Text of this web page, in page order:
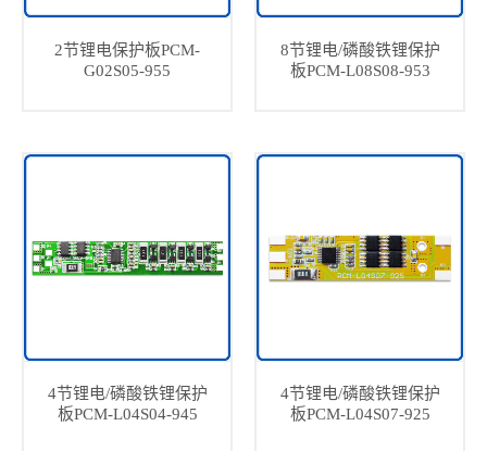
2节锂电保护板PCM-
G02S05-955
8节锂电/磷酸铁锂保护
板PCM-L08S08-953
4节锂电/磷酸铁锂保护
板PCM-L04S04-945
4节锂电/磷酸铁锂保护
板PCM-L04S07-925